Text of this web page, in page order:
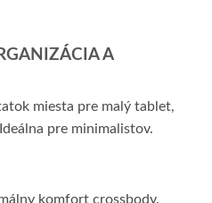
A
miesta pre malý tablet,
pre minimalistov.
komfort crossbody.